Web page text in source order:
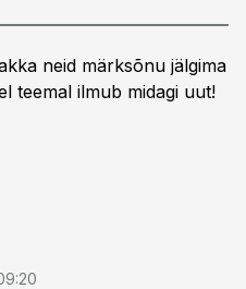
neid märksõnu jälgima
teemal ilmub midagi uut!